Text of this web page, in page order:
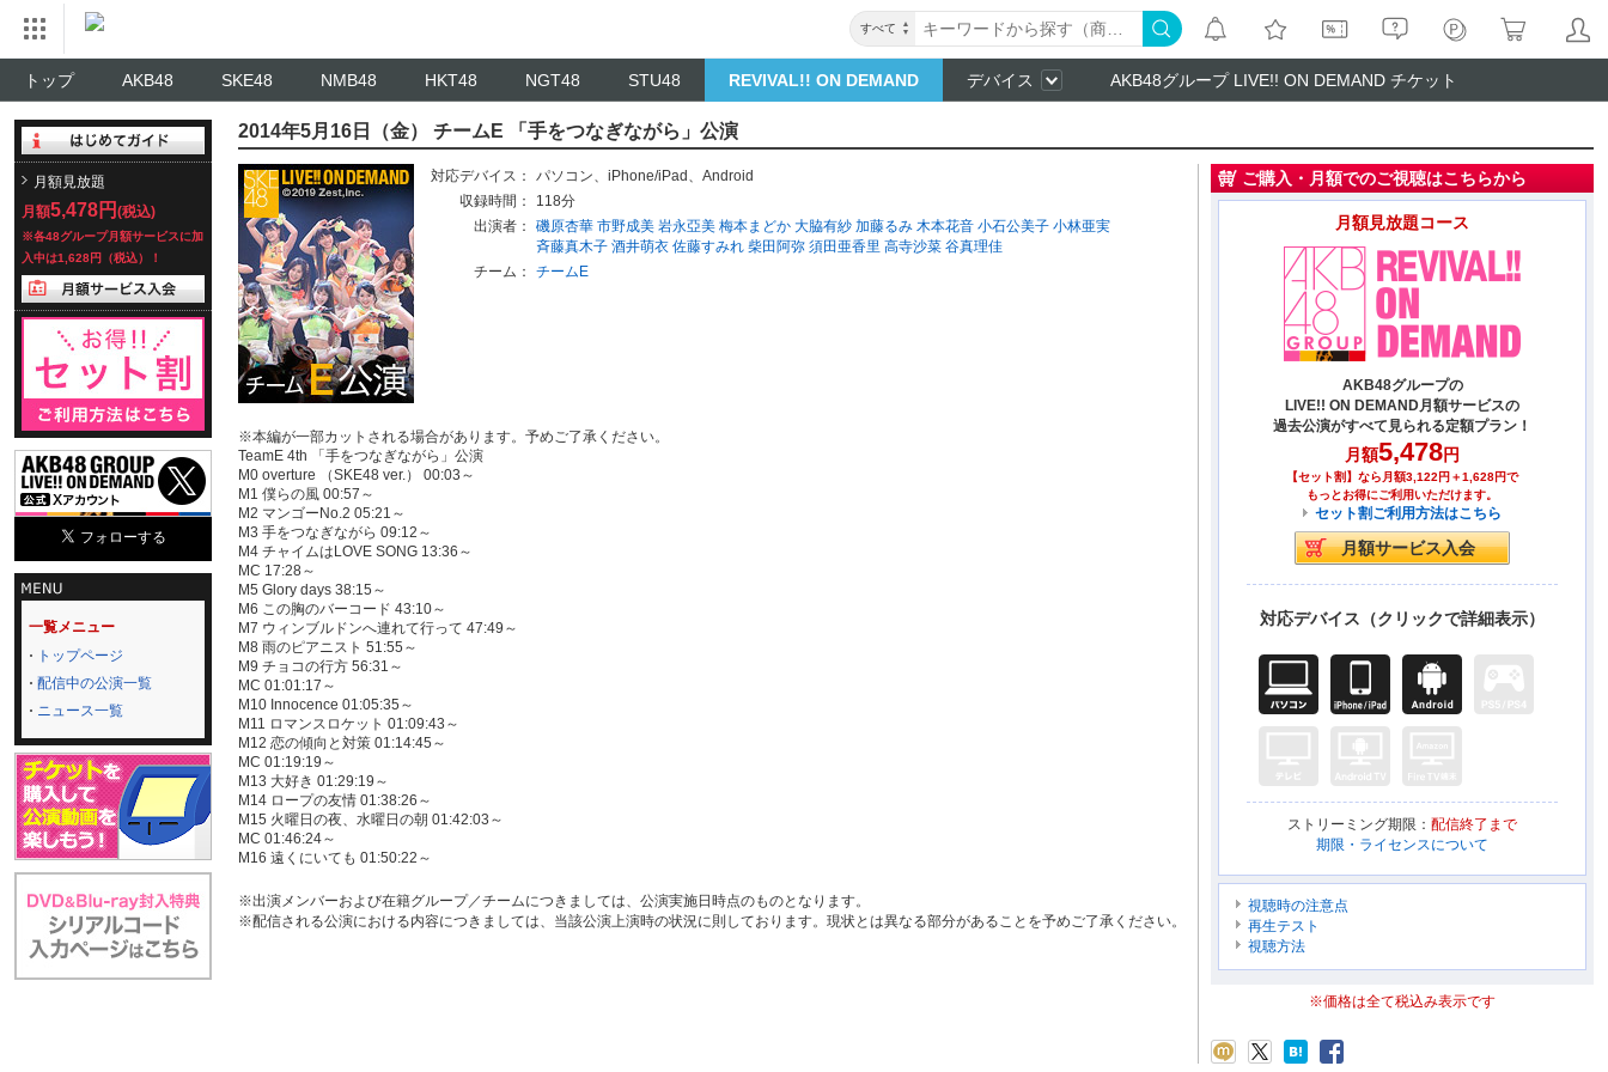
すべて
トップ AKB48 SKE48 NMB48 HKT48 NGT48 STU48 REVIVAL!! ON DEMAND デバイス AKB48グループ LIVE!! ON DEMAND チケット
月額見放題
月額5,478円 (税込)
※各48グループ月額サービスに加
入中は1,628円（税込）！
一覧メニュー
トップページ
配信中の公演一覧
ニュース一覧
2014年5月16日（金） チームE 「手をつなぎながら」公演
対応デバイス： パソコン、 iPhone/iPad 、 Android
収録時間：
118分
出演者：
磯原杏華 市野成美 岩永亞美 梅本まどか 大脇有紗 加藤るみ 木本花音 小石公美子 小林亜実
斉藤真木子 酒井萌衣 佐藤すみれ 柴田阿弥 須田亜香里 高寺沙菜 谷真理佳
チーム：
チームE
※本編が一部カットされる場合があります。予めご了承ください。
TeamE 4th 「手をつなぎながら」公演
M0 overture （SKE48 ver.） 00:03～
M1 僕らの風 00:57～
M2 マンゴーNo.2 05:21～
M3 手をつなぎながら 09:12～
M4 チャイムはLOVE SONG 13:36～
MC 17:28～
M5 Glory days 38:15～
M6 この胸のバーコード 43:10～
M7 ウィンブルドンへ連れて行って 47:49～
M8 雨のピアニスト 51:55～
M9 チョコの行方 56:31～
MC 01:01:17～
M10 Innocence 01:05:35～
M11 ロマンスロケット 01:09:43～
M12 恋の傾向と対策 01:14:45～
MC 01:19:19～
M13 大好き 01:29:19～
M14 ロープの友情 01:38:26～
M15 火曜日の夜、水曜日の朝 01:42:03～
MC 01:46:24～
M16 遠くにいても 01:50:22～
※出演メンバーおよび在籍グループ／チームにつきましては、公演実施日時点のものとなります。
※配信される公演における内容につきましては、当該公演上演時の状況に則しております。現状とは異なる部分があることを予めご了承ください。
ご購入・月額でのご視聴はこちらから
月額見放題コース
AKB48グループの
LIVE!! ON DEMAND月額サービスの
過去公演がすべて見られる定額プラン！
月額5,478円
【セット割】なら月額3,122円＋1,628円で
もっとお得にご利用いただけます。
セット割ご利用方法はこちら
対応デバイス（クリックで詳細表示）
ストリーミング期限： 配信終了まで
期限・ライセンスについて
視聴時の注意点
再生テスト
視聴方法
※価格は全て税込み表示です